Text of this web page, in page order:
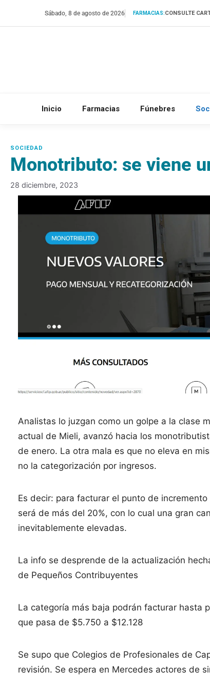
Sábado, 8 de agosto de 2026 FARMACIAS:CONSULTE
Inicio Farmacias Fúnebres
Monotributo: se viene
28 diciembre, 2023
Analistas lo juzgan como un golpe a la clase
actual de Mieli, avanzó hacia los
de enero. La otra mala es que no eleva en
no la categorización por ingresos.
Es decir: para facturar el punto de
será de más del 20%, con lo cual una gran
inevitablemente elevadas.
La info se desprende de la actualización
de Pequeños Contribuyentes
La categoría más baja podrán facturar hasta
que pasa de $5.750 a $12.128
Se supo que Colegios de Profesionales de
revisión. Se espera en Mercedes actores de